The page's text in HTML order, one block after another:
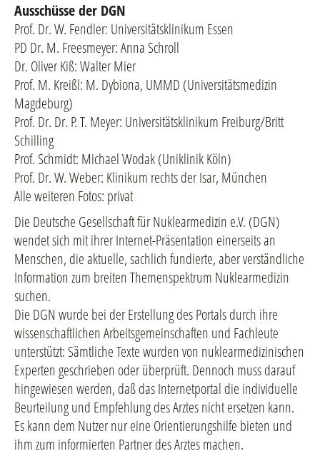
Ausschüsse der DGN
Prof. Dr. W. Fendler: Universitätsklinikum Essen
PD Dr. M. Freesmeyer: Anna Schroll
Dr. Oliver Kiß: Walter Mier
Prof. M. Kreißl: M. Dybiona, UMMD (Universitätsmedizin
Magdeburg)
Prof. Dr. Dr. P. T. Meyer: Universitätsklinikum Freiburg/Britt
Schilling
Prof. Schmidt: Michael Wodak (Uniklinik Köln)
Prof. Dr. W. Weber: Klinikum rechts der Isar, München
Alle weiteren Fotos: privat
Die Deutsche Gesellschaft für Nuklearmedizin e.V. (DGN)
wendet sich mit ihrer Internet-Präsentation einerseits an
Menschen, die aktuelle, sachlich fundierte, aber verständliche
Information zum breiten Themenspektrum Nuklearmedizin
suchen.
Die DGN wurde bei der Erstellung des Portals durch ihre
wissenschaftlichen Arbeitsgemeinschaften und Fachleute
unterstützt: Sämtliche Texte wurden von nuklearmedizinischen
Experten geschrieben oder überprüft. Dennoch muss darauf
hingewiesen werden, daß das Internetportal die individuelle
Beurteilung und Empfehlung des Arztes nicht ersetzen kann.
Es kann dem Nutzer nur eine Orientierungshilfe bieten und
ihm zum informierten Partner des Arztes machen.